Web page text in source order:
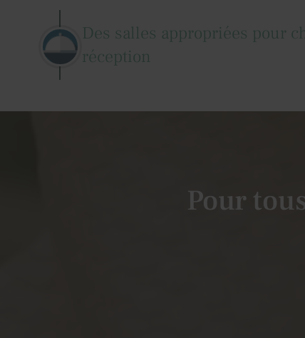
Des salles appropriées pour
réception
Pour